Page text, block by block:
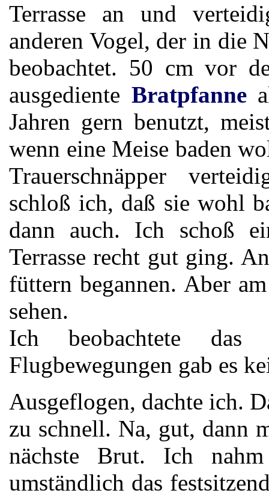
Terrasse an und
anderen Vogel, der in die
beobachtet. 50 cm vor
ausgediente Bratpfanne
Jahren gern benutzt,
wenn eine Meise baden
Trauerschnäpper
schloß ich, daß sie wohl
dann auch. Ich schoß
Terrasse recht gut ging.
füttern begannen. Aber
sehen.
Ich beobachtete das
Flugbewegungen gab es
Ausgeflogen, dachte ich.
zu schnell. Na, gut, dann
nächste Brut. Ich
umständlich das